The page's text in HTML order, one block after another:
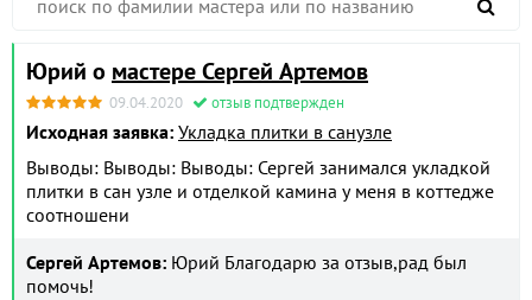
Юрий о мастере Сергей Артемов
09.04.2020 отзыв подтвержден
Исходная заявка: Укладка плитки в санузле
Выводы: Выводы: Выводы: Сергей занимался укладкой
плитки в сан узле и отделкой камина у меня в коттедже
соотношени
Сергей Артемов: Юрий Благодарю за отзыв,рад был
помочь!